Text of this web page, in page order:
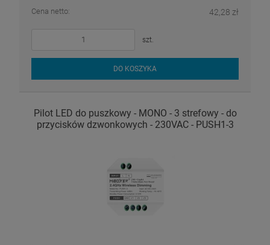
Cena netto: 42,28 zł
szt.
DO KOSZYKA
Pilot LED do puszkowy - MONO - 3 strefowy - do
przycisków dzwonkowych - 230VAC - PUSH1-3